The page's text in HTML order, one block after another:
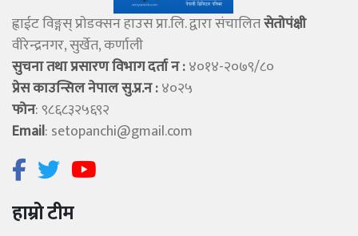
ह्वाईट विङ्गस् प्राेडक्सन हाउस प्रा.लि. द्वारा संचालितसेताेपंक्षी
वीरेन्द्रनगर, सुर्खेत, कर्णाली
सुचना तथा प्रसारण विभाग दर्ता न :४०१४-२०७९/८०
प्रेस काउन्सिल नेपाल सु.प्र.न :४०२५
फोन: ९८६८३२५६९२
Email: setopanchi@gmail.com
हाम्रो टीम